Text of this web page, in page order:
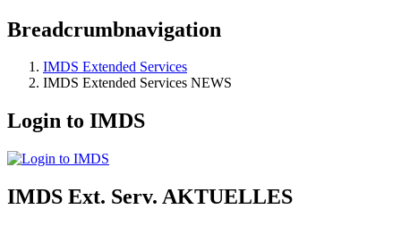
Breadcrumbnavigation
IMDS Extended Services
IMDS Extended Services NEWS
Login to IMDS
IMDS Ext. Serv. AKTUELLES